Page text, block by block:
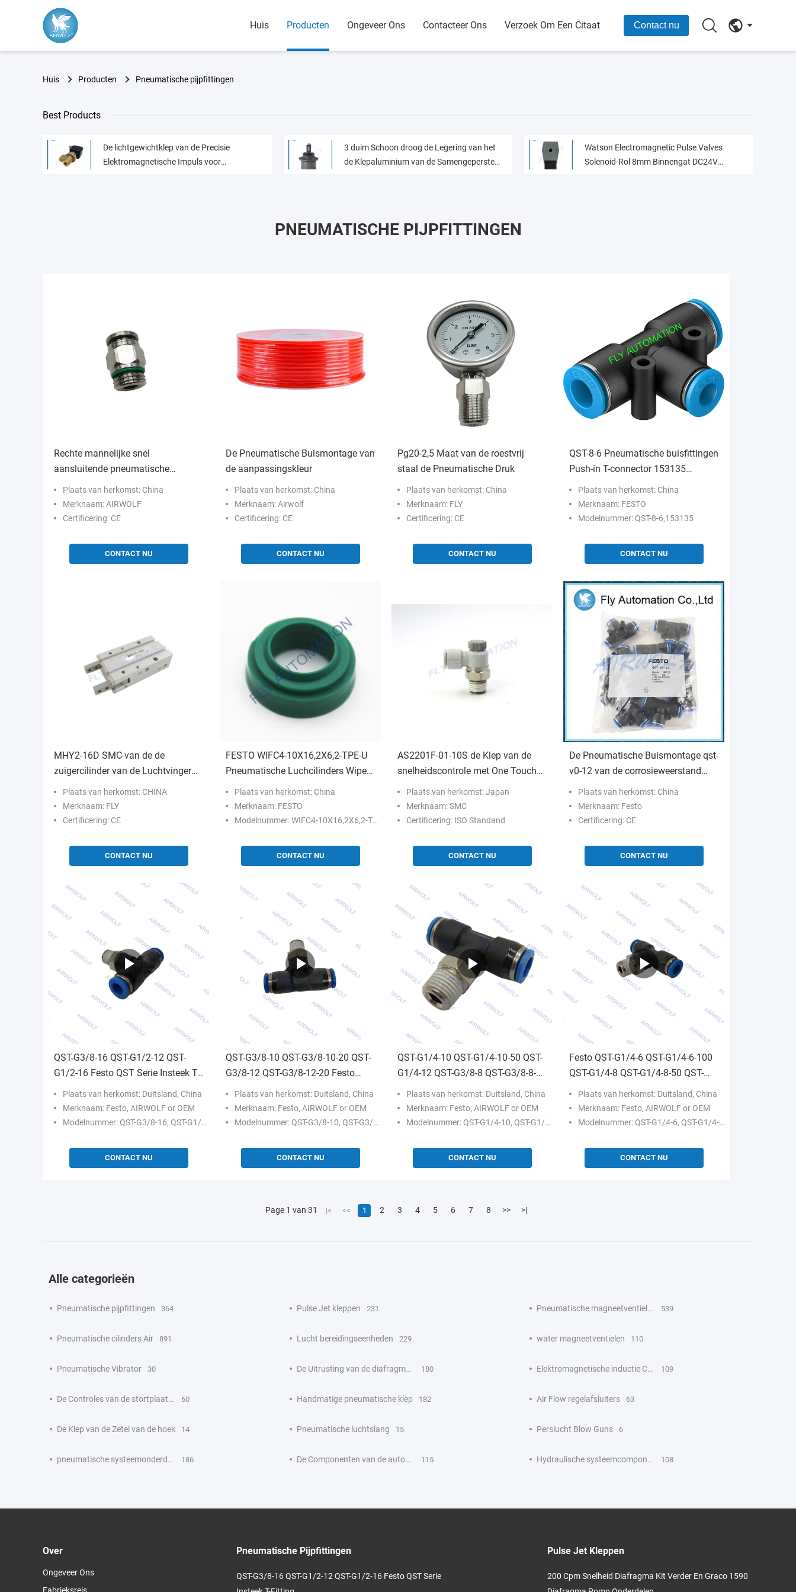
Huis Producten Ongeveer Ons Contacteer Ons Verzoek Om Een Citaat Contact nu
Huis Producten Pneumatische pijpfittingen
Best Products
De lichtgewichtklep van de Precisie
Elektromagnetische Impuls voor
3 duim Schoon droog de Legering van het
de Klepaluminium van de Samengeperste
Watson Electromagnetic Pulse Valves
Solenoid-Rol 8mm Binnengat DC24V
PNEUMATISCHE PIJPFITTINGEN
Rechte mannelijke snel
aansluitende pneumatische
armaturen
Plaats van herkomst: China
Merknaam: AIRWOLF
Certificering: CE
CONTACT NU
De Pneumatische Buismontage van
de aanpassingskleur
Plaats van herkomst: China
Merknaam: Airwolf
Certificering: CE
CONTACT NU
Pg20-2,5 Maat van de roestvrij
staal de Pneumatische Druk
Plaats van herkomst: China
Merknaam: FLY
Certificering: CE
CONTACT NU
QST-8-6 Pneumatische buisfittingen
Push-in T-connector 153135
4052568032272
Plaats van herkomst: China
Merknaam: FESTO
Modelnummer: QST-8-6,153135
CONTACT NU
MHY2-16D SMC-van de de
zuigercilinder van de Luchtvinger
de pneumatische Stijl van de de
Tangnok Dubbelwerkende
Plaats van herkomst: CHINA
Merknaam: FLY
Certificering: CE
CONTACT NU
FESTO WIFC4-10X16,2X6,2-TPE-U
Pneumatische Luchcilinders Wiper
Seal 386133
Plaats van herkomst: China
Merknaam: FESTO
Modelnummer: WIFC4-10X16,2X6,2-TPE-U，386133
CONTACT NU
AS2201F-01-10S de Klep van de
snelheidscontrole met One Touch
die Elleboogtype Partij van 5 SMC
Type passen
Plaats van herkomst: Japan
Merknaam: SMC
Certificering: ISO Standand
CONTACT NU
De Pneumatische Buismontage qst-
v0-12 van de corrosieweerstand
160536 Bestand Lasspat
Plaats van herkomst: China
Merknaam: Festo
Certificering: CE
CONTACT NU
QST-G3/8-16 QST-G1/2-12 QST-
G1/2-16 Festo QST Serie Insteek T-
fitting
Plaats van herkomst: Duitsland, China
Merknaam: Festo, AIRWOLF or OEM
Modelnummer: QST-G3/8-16, QST-G1/2-12, QST-G1/2-16
CONTACT NU
QST-G3/8-10 QST-G3/8-10-20 QST-
G3/8-12 QST-G3/8-12-20 Festo
QST-serie T-fitting
Plaats van herkomst: Duitsland, China
Merknaam: Festo, AIRWOLF or OEM
Modelnummer: QST-G3/8-10, QST-G3/8-10-20, QST-G3/8-12, QST-G3/8-12-20
CONTACT NU
QST-G1/4-10 QST-G1/4-10-50 QST-
G1/4-12 QST-G3/8-8 QST-G3/8-8-50
Festo QST-serie T-fitting
Plaats van herkomst: Duitsland, China
Merknaam: Festo, AIRWOLF or OEM
Modelnummer: QST-G1/4-10, QST-G1/4-10-50, QST-G1/4-12, QST-G3/8-8, QST-G3/8-8-50
CONTACT NU
Festo QST-G1/4-6 QST-G1/4-6-100
QST-G1/4-8 QST-G1/4-8-50 QST-
serie T-fitting
Plaats van herkomst: Duitsland, China
Merknaam: Festo, AIRWOLF or OEM
Modelnummer: QST-G1/4-6, QST-G1/4-6-100, QST-G1/4-8, QST-G1/4-8-50
CONTACT NU
Page 1 van 31 |< << 1 2 3 4 5 6 7 8 >> >|
Alle categorieën
Pneumatische pijpfittingen 364 Pulse Jet kleppen 231 Pneumatische magneetventielen 539
Pneumatische cilinders Air 891 Lucht bereidingseenheden 229 water magneetventielen 110
Pneumatische Vibrator 30 De Uitrusting van de diafragmareparatie 180 Elektromagnetische inductie Coil 109
De Controles van de stortplaatsvrachtwagen 60 Handmatige pneumatische klep 182 Air Flow regelafsluiters 63
De Klep van de Zetel van de hoek 14 Pneumatische luchtslang 15 Perslucht Blow Guns 6
pneumatische systeemonderdelen 186 De Componenten van de automatiseringscontrole 115 Hydraulische systeemcomponenten 108
Over
Ongeveer Ons
Pneumatische Pijpfittingen
QST-G3/8-16 QST-G1/2-12 QST-G1/2-16 Festo QST Serie
Pulse Jet Kleppen
200 Cpm Snelheid Diafragma Kit Verder En Graco 1590